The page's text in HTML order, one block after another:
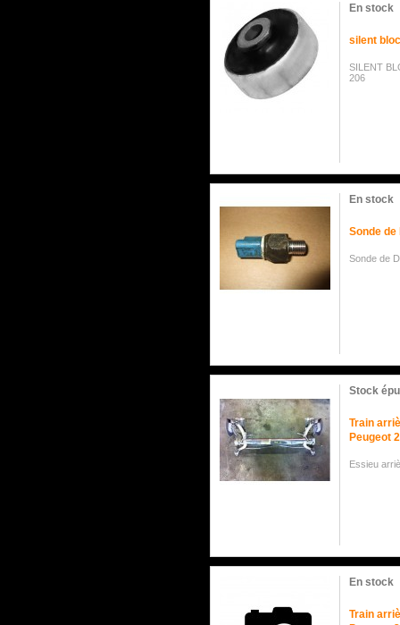
En stock
silent
SILENT
206
En stock
Sonde de
Sonde de
Stock
Train
Peugeot
Essieu
En stock
Train